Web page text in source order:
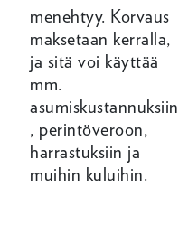
menehtyy. Korvaus
maksetaan kerralla,
ja sitä voi käyttää
mm.
asumiskustannuksiin
, perintöveroon,
harrastuksiin ja
muihin kuluihin.